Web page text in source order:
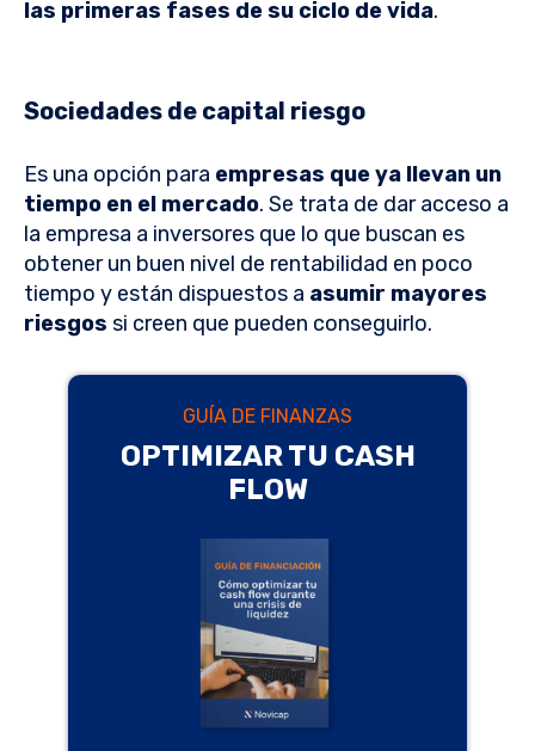
las primeras fases de su ciclo de vida.
Sociedades de capital riesgo
Es una opción para empresas que ya llevan un
tiempo en el mercado. Se trata de dar acceso a
la empresa a inversores que lo que buscan es
obtener un buen nivel de rentabilidad en poco
tiempo y están dispuestos a asumir mayores
riesgos si creen que pueden conseguirlo.
OPTIMIZAR TU CASH
FLOW
GUÍA DE FINANZAS